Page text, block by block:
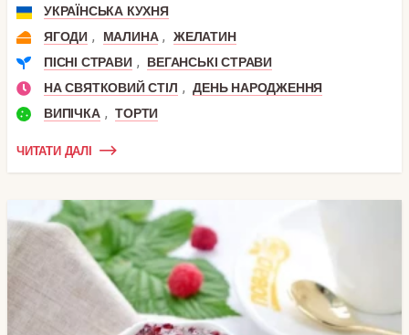
УКРАЇНСЬКА КУХНЯ
ЯГОДИ , МАЛИНА ,
ЖЕЛАТИН
ПІСНІ СТРАВИ ,
ВЕГАНСЬКІ СТРАВИ
НА СВЯТКОВИЙ СТІЛ , ДЕНЬ НАРОДЖЕННЯ
ВИПІЧКА , ТОРТИ
ЧИТАТИ ДАЛІ